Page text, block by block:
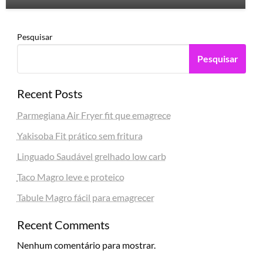
Pesquisar
Pesquisar
Recent Posts
Parmegiana Air Fryer fit que emagrece
Yakisoba Fit prático sem fritura
Linguado Saudável grelhado low carb
Taco Magro leve e proteico
Tabule Magro fácil para emagrecer
Recent Comments
Nenhum comentário para mostrar.